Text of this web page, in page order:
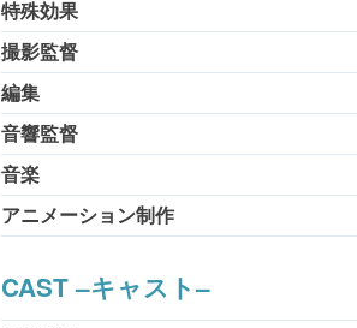
特殊効果
撮影監督
編集
音響監督
音楽
アニメーション制作
CAST –キャスト–